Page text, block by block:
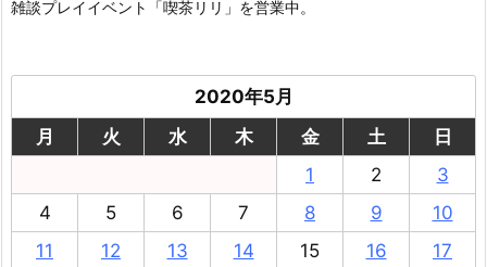
雑談プレイイベント「喫茶リリ」を営業中。
2020年5月
月
火 水 木 金 土
日
1
2
3
4
5 6 7 8 9
10
11
12 13 14 15 16
17